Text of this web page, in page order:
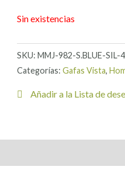
Sin existencias
SKU:MMJ-982-S.BLUE-SIL-
Categorías:Gafas Vista,
Añadir a la Lista de